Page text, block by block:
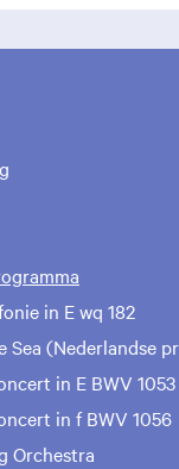
in E wq 182
Sea (Nederlandse
in E BWV 1053
in f BWV 1056
Orchestra